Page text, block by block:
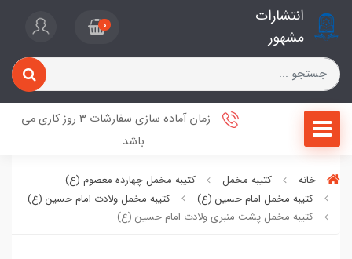
انتشارات
مشهور
0
زمان آماده سازی سفارشات 3 روز کاری می
باشد.
خانه کتیبه مخمل
کتیبه مخمل چهارده معصوم (ع)
کتیبه مخمل امام حسین (ع)
کتیبه مخمل ولادت امام حسین (ع)
کتیبه مخمل پشت منبری ولادت امام حسین (ع)